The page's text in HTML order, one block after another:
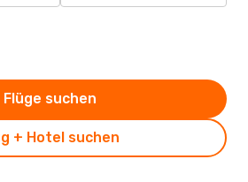
+ Hotel suchen
Flüge suchen